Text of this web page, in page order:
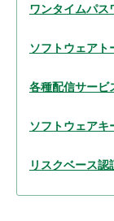
ワンタイムパス
ソフトウェアト
各種配信サービ
ソフトウェアキ
リスクベース